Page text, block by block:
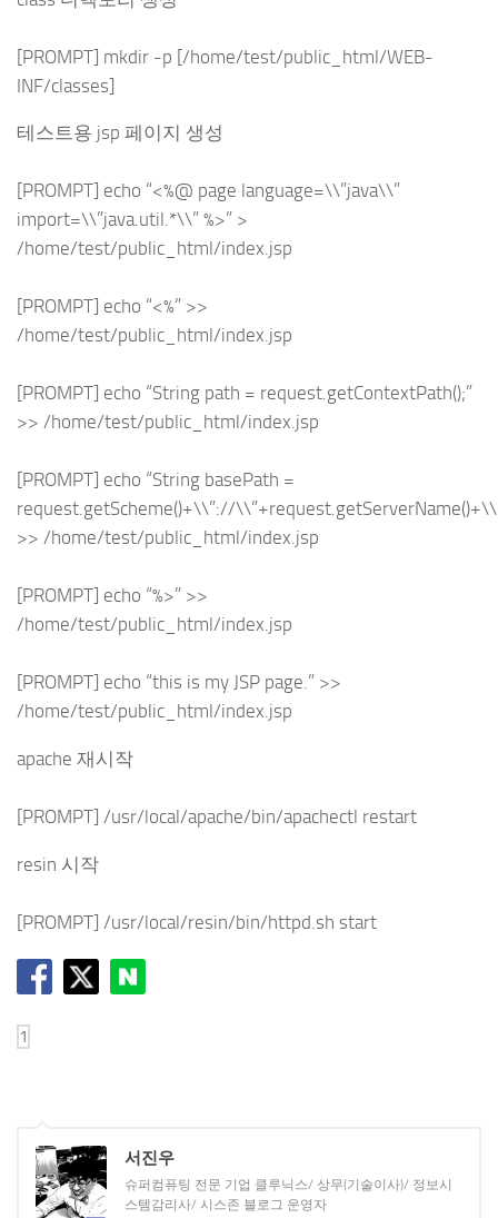
[PROMPT] mkdir -p [/home/test/public_html/WEB-
INF/classes]
테스트용 jsp 페이지 생성
[PROMPT] echo “<%@ page language=\\”java\\”
import=\\”java.util.*\\” %>” >
/home/test/public_html/index.jsp
[PROMPT] echo “<%” >>
/home/test/public_html/index.jsp
[PROMPT] echo “String path = request.getContextPath();”
>> /home/test/public_html/index.jsp
[PROMPT] echo “String basePath =
request.getScheme()+\\”://
>> /home/test/public_html/index.jsp
[PROMPT] echo “%>” >>
/home/test/public_html/index.jsp
[PROMPT] echo “this is my JSP page.” >>
/home/test/public_html/index.jsp
apache 재시작
[PROMPT] /usr/local/apache/bin/apachectl restart
resin 시작
[PROMPT] /usr/local/resin/bin/httpd.sh start
서진우
슈퍼컴퓨팅 전문 기업 클루닉스/ 상무(기술이사)/ 정보시
스템감리사/ 시스존 블로그 운영자